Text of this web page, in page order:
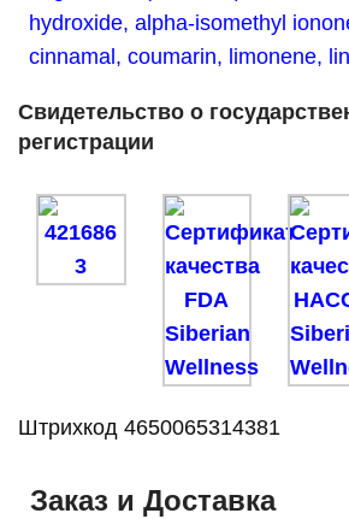
Свидетельство о
регистрации
Штрихкод 4650065314381
Заказ и Доставка